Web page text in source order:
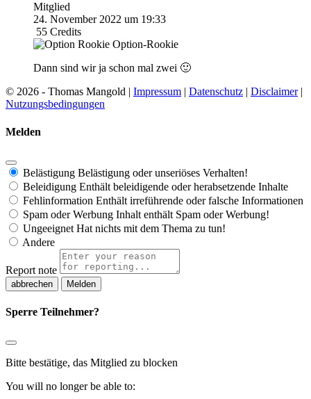
Mitglied
24. November 2022 um 19:33
55 Credits
Option-Rookie
Dann sind wir ja schon mal zwei 🙂
© 2026 - Thomas Mangold | Impressum | Datenschutz | Disclaimer|
Nutzungsbedingungen
Melden
Belästigung Belästigung oder unseriöses Verhalten!
Beleidigung Enthält beleidigende oder herabsetzende Inhalte
Fehlinformation Enthält irreführende oder falsche Informationen
Spam oder Werbung Inhalt enthält Spam oder Werbung!
Ungeeignet Hat nichts mit dem Thema zu tun!
Andere
Report note
Melden
Sperre Teilnehmer?
Bitte bestätige, das Mitglied zu blocken
You will no longer be able to: